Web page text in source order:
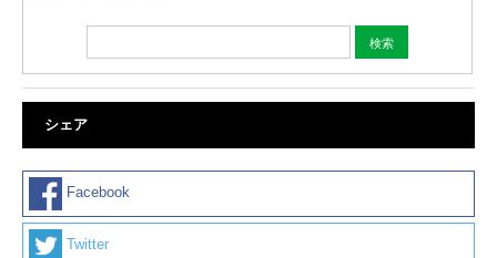
シェア
Facebook
Twitter